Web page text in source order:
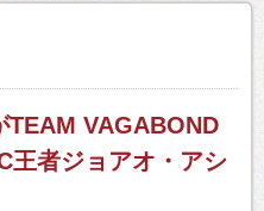
TEAM VAGABOND
王者ジョアオ・アシ